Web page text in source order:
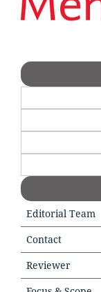
Editorial Team
Contact
Reviewer